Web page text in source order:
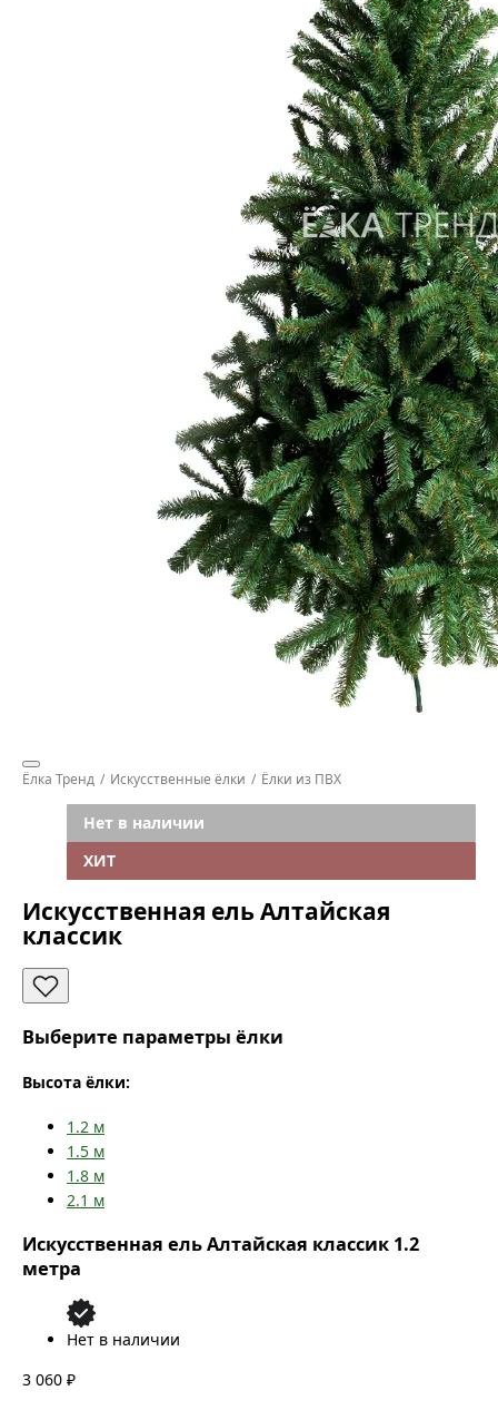
Ёлка Тренд Искусственные ёлки Ёлки из ПВХ
Нет в наличии
ХИТ
Искусственная ель Алтайская
классик
Выберите параметры ёлки
Высота ёлки:
1.2 м
1.5 м
1.8 м
2.1 м
Искусственная ель Алтайская классик 1.2
метра
Нет в наличии
3 060 ₽